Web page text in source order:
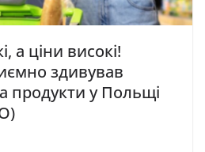
а ціни високі!
здивував
продукти у Польщі